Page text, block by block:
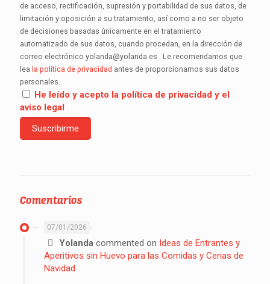
de acceso, rectificación, supresión y portabilidad de sus datos, de
limitación y oposición a su tratamiento, así como a no ser objeto
de decisiones basadas únicamente en el tratamiento
automatizado de sus datos, cuando procedan, en la dirección de
correo electrónico yolanda@yolanda.es . Le recomendamos que
lea la política de privacidad antes de proporcionarnos sus datos
personales.
He leído y acepto la política de privacidad y el
aviso legal
Comentarios
07/01/2026
Yolanda commented on Ideas de Entrantes y
Aperitivos sin Huevo para las Comidas y Cenas de
Navidad